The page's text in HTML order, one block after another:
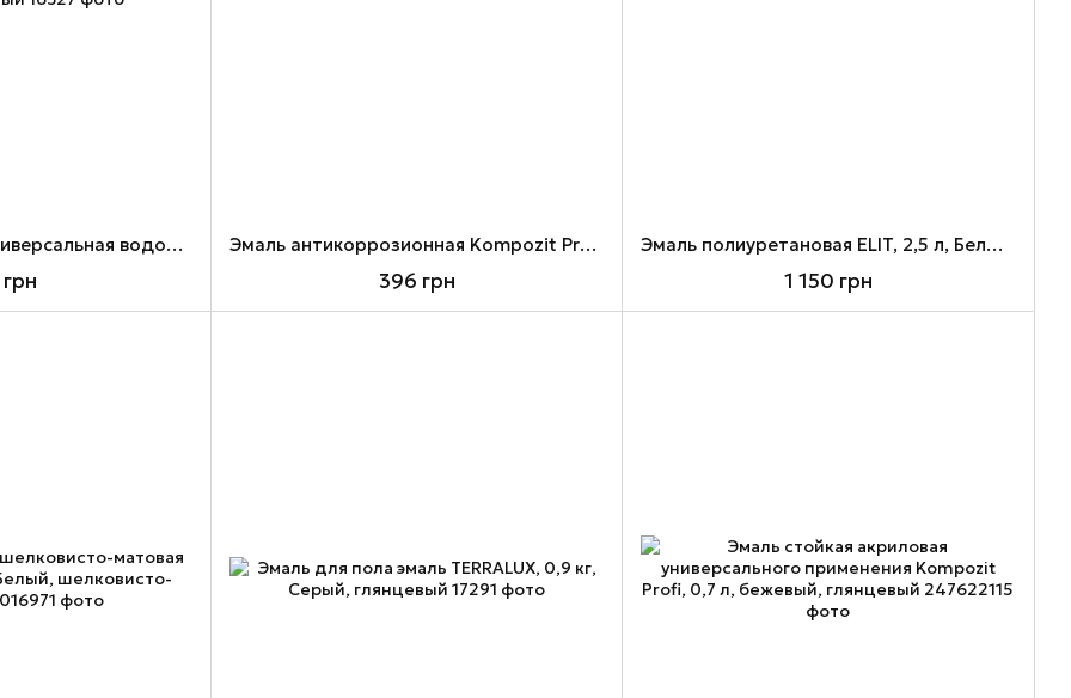
Эмаль акриловая универсальная водоразбавляемая с эффектом "Металлик" Kompozit MetalliQ, 0,07 кг, жемчужина, перламутровый Эмаль антикоррозионная Kompozit Protect 3 в 1, 0,75 кг, белый, шелковисто-матовый
396 грн
Эмаль полиуретановая ELIT, 2,5 л, Белый, глянцевый
1 150 грн